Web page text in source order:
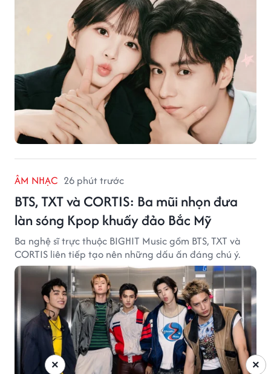
ÂM NHẠC 26 phút trước
BTS, TXT và CORTIS: Ba mũi nhọn đưa
làn sóng Kpop khuấy đảo Bắc Mỹ
Ba nghệ sĩ trực thuộc BIGHIT Music gồm BTS, TXT và
CORTIS liên tiếp tạo nên những dấu ấn đáng chú ý.
×
×